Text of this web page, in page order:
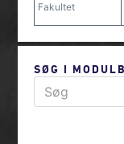
Fakultet
SØG I